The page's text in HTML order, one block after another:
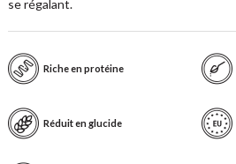
se régalant.
Riche en protéine
Réduit en glucide